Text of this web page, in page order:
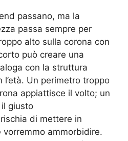
passano, ma la
passa sempre per
alto sulla corona con
può creare una
con la struttura
l’età. Un perimetro troppo
appiattisce il volto; un
giusto
di mettere in
vorremmo ammorbidire.